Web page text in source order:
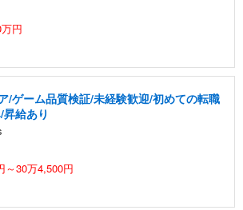
円
/ゲーム品質検証/未経験歓迎/初めての転職
給あり
～30万4,500円